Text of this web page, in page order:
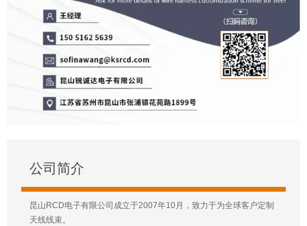
公司简介
昆山RCD电子有限公司成立于2007年10月，致力于为全球客户定制
天线线束。